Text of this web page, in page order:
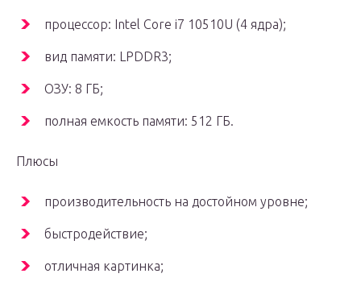
процессор: Intel Core i7 10510U (4 ядра);
вид памяти: LPDDR3;
ОЗУ: 8 ГБ;
полная емкость памяти: 512 ГБ.
Плюсы
производительность на достойном уровне;
быстродействие;
отличная картинка;